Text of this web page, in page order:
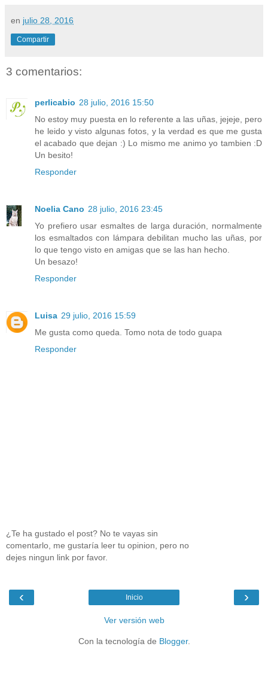
en julio 28, 2016
Compartir
3 comentarios:
perlicabio 28 julio, 2016 15:50
No estoy muy puesta en lo referente a las uñas, jejeje, pero
he leido y visto algunas fotos, y la verdad es que me gusta
el acabado que dejan :) Lo mismo me animo yo tambien :D
Un besito!
Responder
Noelia Cano 28 julio, 2016 23:45
Yo prefiero usar esmaltes de larga duración, normalmente
los esmaltados con lámpara debilitan mucho las uñas, por
lo que tengo visto en amigas que se las han hecho.
Un besazo!
Responder
Luisa 29 julio, 2016 15:59
Me gusta como queda. Tomo nota de todo guapa
Responder
¿Te ha gustado el post? No te vayas sin
comentarlo, me gustaría leer tu opinion, pero no
dejes ningun link por favor.
‹ ›
Inicio
Ver versión web
Con la tecnología de Blogger.